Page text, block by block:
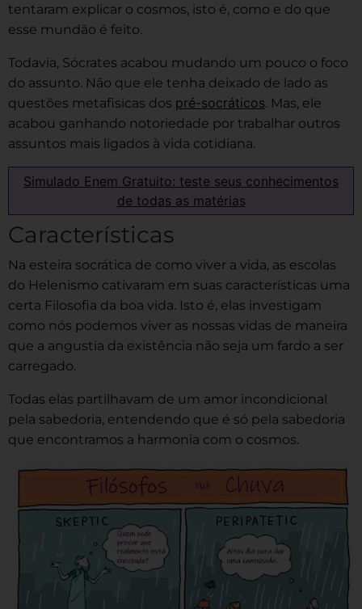
tentaram explicar o cosmos, isto é, como e do que
esse mundão é feito.
Todavia, Sócrates acabou mudando um pouco o foco
do assunto. Não que ele tenha deixado de lado as
questões metafisicas dos pré-socráticos. Mas, ele
acabou ganhando notoriedade por trabalhar outros
assuntos mais ligados à vida cotidiana.
Simulado Enem Gratuito: teste seus conhecimentos
de todas as matérias
Características
Na esteira socrática de como viver a vida, as escolas
do Helenismo cativaram em suas características uma
certa Filosofia da boa vida. Isto é, elas investigam
como nós podemos viver as nossas vidas de maneira
que a angustia da existência não seja um fardo a ser
carregado.
Todas elas partilhavam de um amor incondicional
pela sabedoria, entendendo que é só pela sabedoria
que encontramos a harmonia com o cosmos.